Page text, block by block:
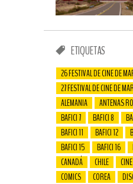
ETIQUETAS
26 FESTIVAL DE CINE DE
27 FESTIVAL DE CINE DE
ALEMANIA
ANTENAS
BAFICI 7
BAFICI 8
BAFICI 11
BAFICI 12
BAFICI 15
BAFICI 16
CANADÁ
CHILE CINE
COMICS
COREA